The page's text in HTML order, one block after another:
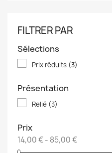
FILTRER PAR
Sélections
Prix réduits (3)
Présentation
Relié (3)
Prix
14,00 € - 85,00 €